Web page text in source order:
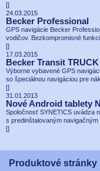
[]
24.03.2015
Becker Professional
GPS navigácie Becker
vodičov. Bezkompromisné
[]
17.03.2015
Becker Transit TRUCK
Výborne vybavené GPS
so špeciálnou navigáciou pre
[]
31.01.2013
Nové Android tablety
Spoločnosť SYNETICS uvádza
s predinštalovaným navigačným
[]
Produktové stránky